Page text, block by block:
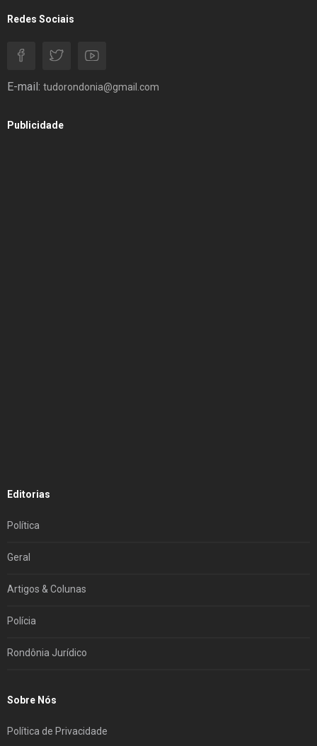
Redes Sociais
E-mail: tudorondonia@gmail.com
Publicidade
Editorias
Política
Geral
Artigos & Colunas
Polícia
Rondônia Jurídico
Sobre Nós
Política de Privacidade